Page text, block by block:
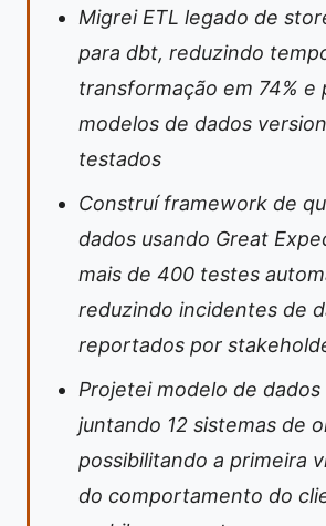
Migrei ETL legado de
para dbt, reduzindo
transformação em 74% e
modelos de dados
testados
Construí framework de
dados usando Great
mais de 400 testes
reduzindo incidentes de
reportados por
Projetei modelo de
juntando 12 sistemas de
possibilitando a primeira
do comportamento do